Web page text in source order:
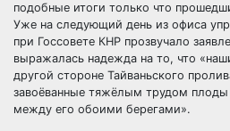
подобные итоги только что
Уже на следующий день из офиса
при Госсовете КНР прозвучало
выражалась надежда на то, что
другой стороне Тайваньского
завоёванные тяжёлым трудом плоды
между его обоими берегами».